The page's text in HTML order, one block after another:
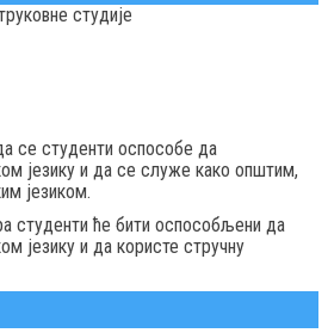
студије
се студенти оспособе да
језику и да се служе како општим,
језиком.
студенти ће бити оспособљени да
језику и да користе стручну